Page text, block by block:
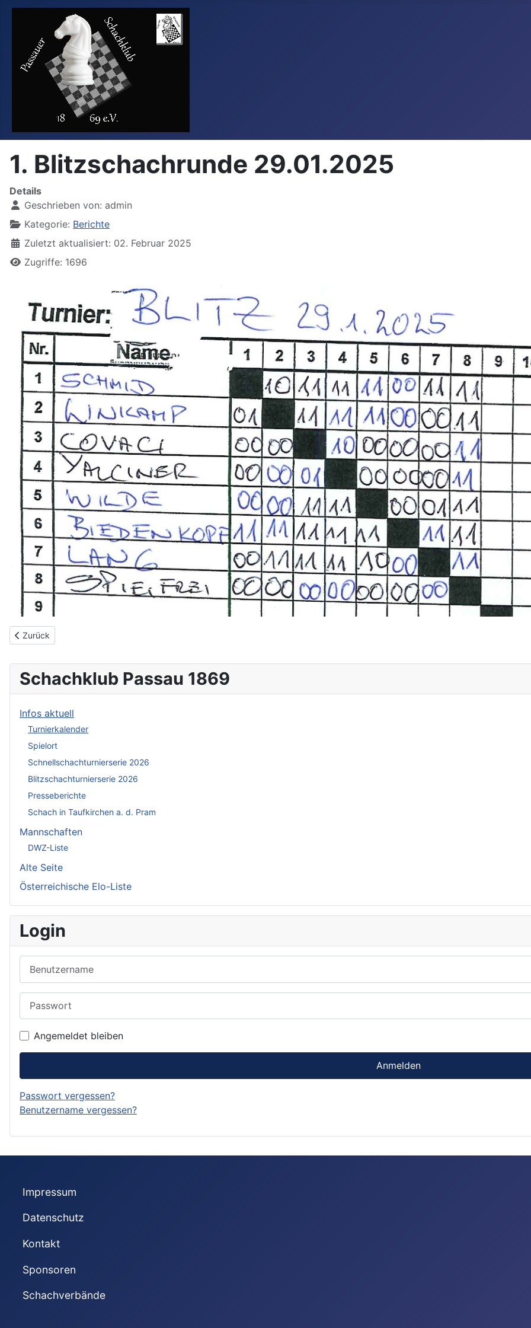
1. Blitzschachrunde 29.01.2025
Details
Geschrieben von: admin
Kategorie: Berichte
Zuletzt aktualisiert: 02. Februar 2025
Zugriffe: 1696
Vorheriger Beitrag: 2. Schnellschachrunde 12.02.2025
Zurück
Schachklub Passau 1869
Infos aktuell
Turnierkalender
Spielort
Schnellschachturnierserie 2026
Blitzschachturnierserie 2026
Presseberichte
Schach in Taufkirchen a. d. Pram
Mannschaften
DWZ-Liste
Alte Seite
Österreichische Elo-Liste
Login
Angemeldet bleiben
Anmelden
Passwort vergessen?
Benutzername vergessen?
Impressum
Datenschutz
Kontakt
Sponsoren
Schachverbände